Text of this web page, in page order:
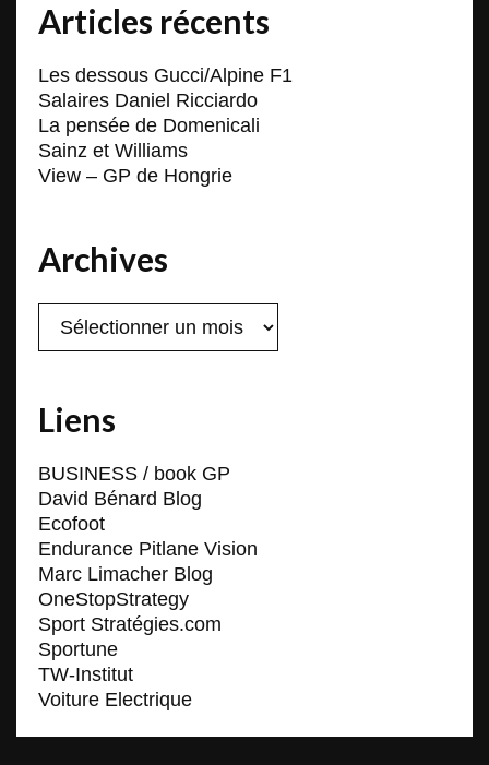
Articles récents
Les dessous Gucci/Alpine F1
Salaires Daniel Ricciardo
La pensée de Domenicali
Sainz et Williams
View – GP de Hongrie
Archives
Liens
BUSINESS / book GP
David Bénard Blog
Ecofoot
Endurance Pitlane Vision
Marc Limacher Blog
OneStopStrategy
Sport Stratégies.com
Sportune
TW-Institut
Voiture Electrique